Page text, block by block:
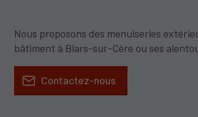
Nous proposons des menuiseries
bâtiment à Biars-sur-Cère ou ses
Contactez-nous